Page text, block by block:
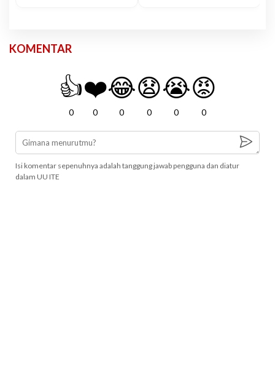
KOMENTAR
👍
0
❤️
0
😂
0
😧
0
😭
0
😡
0
Isi komentar sepenuhnya adalah tanggung jawab pengguna dan diatur
dalam UU ITE